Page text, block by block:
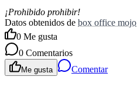
¡Prohibido prohibir!
Datos obtenidos de box office mojo
0 Me gusta
0 Comentarios
Me gusta Comentar